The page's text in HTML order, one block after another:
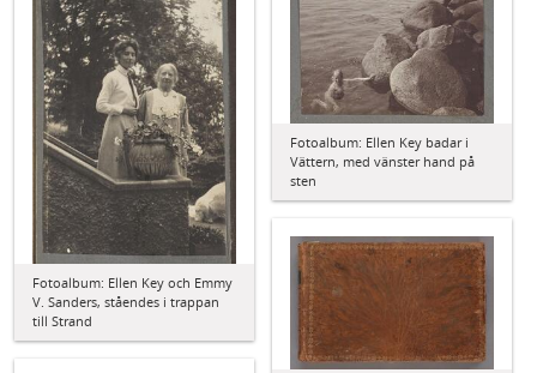
Fotoalbum: Ellen Key badar i
Vättern, med vänster hand på
sten
Fotoalbum: Ellen Key och Emmy
V. Sanders, ståendes i trappan
till Strand